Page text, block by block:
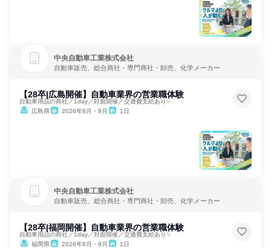
中央自動車工業株式会社
自動車販売、総合商社・専門商社・卸売、化学メーカー
【28卒|広島開催】自動車業界の営業職体験
自動車用品の商社／1day／対面開催／交通費支給あり✨
広島県
2026年8月・9月 1日
中央自動車工業株式会社
自動車販売、総合商社・専門商社・卸売、化学メーカー
【28卒|福岡開催】自動車業界の営業職体験
自動車用品の商社／1day／対面開催／交通費支給あり✨
福岡県
2026年8月・9月 1日